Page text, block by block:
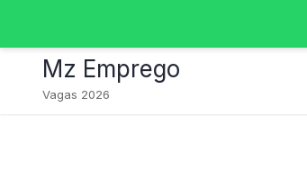
Skip
content
Mz Emprego
Vagas 2026